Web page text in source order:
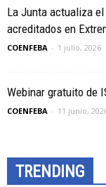
La Junta actualiza
acreditados en
COENFEBA - 1 julio, 2026
Webinar gratuito de
COENFEBA - 11 junio,
TRENDING